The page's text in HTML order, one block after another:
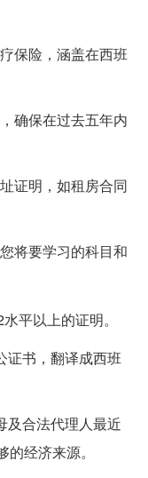
保险，涵盖在西班
确保在过去五年内
证明，如租房合同
将要学习的科目和
平以上的证明。
证书，翻译成西班
及合法代理人最近
经济来源。